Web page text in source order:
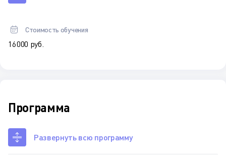
Стоимость обучения
16 000 руб.
Программа
Развернуть всю программу